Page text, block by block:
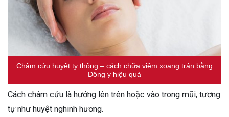
Châm cứu huyệt tỵ thông – cách chữa viêm xoang trán bằng
Đông y hiệu quả
Cách châm cứu là hướng lên trên hoặc vào trong mũi, tương
tự như huyệt nghinh hương.